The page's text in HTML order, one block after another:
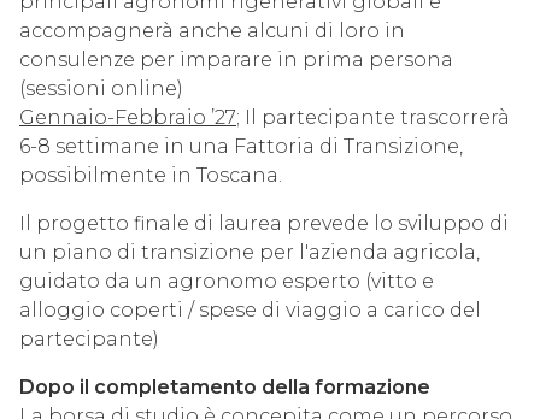
accompagnerà anche alcuni di loro in
consulenze per imparare in prima persona
(sessioni online)
Gennaio-Febbraio ’27; Il partecipante trascorrerà
6-8 settimane in una Fattoria di Transizione,
possibilmente in Toscana.
Il progetto finale di laurea prevede lo sviluppo di
un piano di transizione per l'azienda agricola,
guidato da un agronomo esperto (vitto e
alloggio coperti / spese di viaggio a carico del
partecipante)
Dopo il completamento della formazione